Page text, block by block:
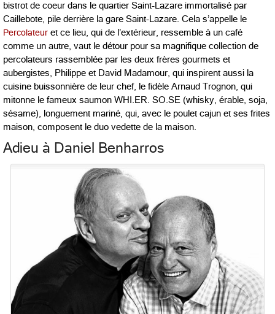
bistrot de coeur dans le quartier Saint-Lazare immortalisé par
Caillebote, pile derrière la gare Saint-Lazare. Cela s’appelle le
Percolateur et ce lieu, qui de l’extérieur, ressemble à un café
comme un autre, vaut le détour pour sa magnifique collection de
percolateurs rassemblée par les deux frères gourmets et
aubergistes, Philippe et David Madamour, qui inspirent aussi la
cuisine buissonnière de leur chef, le fidèle Arnaud Trognon, qui
mitonne le fameux saumon WHI.ER. SO.SE (whisky, érable, soja,
sésame), longuement mariné, qui, avec le poulet cajun et ses frites
maison, composent le duo vedette de la maison.
Adieu à Daniel Benharros